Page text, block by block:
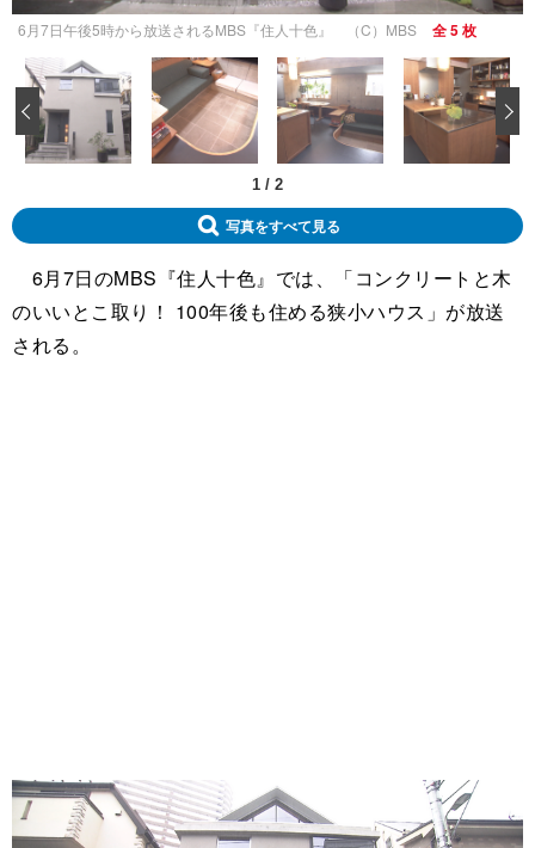
6月7日午後5時から放送されるMBS『住人十色』 （C）MBS 全 5 枚
1 / 2
‹
写真をすべて見る
6月7日のMBS『住人十色』では、「コンクリートと木
のいいとこ取り！ 100年後も住める狭小ハウス」が放送
される。